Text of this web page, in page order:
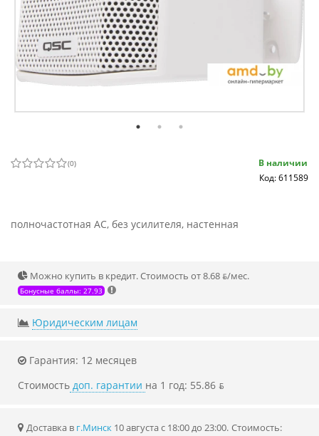
(0)
В наличии
Код: 611589
полночастотная АС, без усилителя, настенная
Можно купить в кредит. Стоимость от 8.68 ƃ/мec.
Бонусные баллы: 27.93
Юридическим лицам
Гарантия: 12 месяцев
Стоимость доп. гарантии на 1 год: 55.86 ƃ
Доставка в г.Минск 10 августа с 18:00 до 23:00. Стоимость: